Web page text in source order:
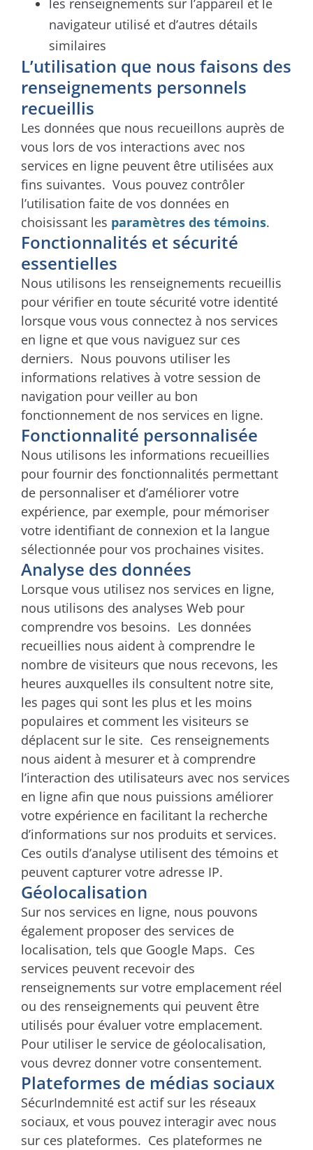
les renseignements sur l’appareil et le
navigateur utilisé et d’autres détails
similaires
L’utilisation que nous faisons des
renseignements personnels
recueillis
Les données que nous recueillons auprès de
vous lors de vos interactions avec nos
services en ligne peuvent être utilisées aux
fins suivantes. Vous pouvez contrôler
l’utilisation faite de vos données en
choisissant les paramètres des témoins.
Fonctionnalités et sécurité
essentielles
Nous utilisons les renseignements recueillis
pour vérifier en toute sécurité votre identité
lorsque vous vous connectez à nos services
en ligne et que vous naviguez sur ces
derniers. Nous pouvons utiliser les
informations relatives à votre session de
navigation pour veiller au bon
fonctionnement de nos services en ligne.
Fonctionnalité personnalisée
Nous utilisons les informations recueillies
pour fournir des fonctionnalités permettant
de personnaliser et d’améliorer votre
expérience, par exemple, pour mémoriser
votre identifiant de connexion et la langue
sélectionnée pour vos prochaines visites.
Analyse des données
Lorsque vous utilisez nos services en ligne,
nous utilisons des analyses Web pour
comprendre vos besoins. Les données
recueillies nous aident à comprendre le
nombre de visiteurs que nous recevons, les
heures auxquelles ils consultent notre site,
les pages qui sont les plus et les moins
populaires et comment les visiteurs se
déplacent sur le site. Ces renseignements
nous aident à mesurer et à comprendre
l’interaction des utilisateurs avec nos services
en ligne afin que nous puissions améliorer
votre expérience en facilitant la recherche
d’informations sur nos produits et services.
Ces outils d’analyse utilisent des témoins et
peuvent capturer votre adresse IP.
Géolocalisation
Sur nos services en ligne, nous pouvons
également proposer des services de
localisation, tels que Google Maps. Ces
services peuvent recevoir des
renseignements sur votre emplacement réel
ou des renseignements qui peuvent être
utilisés pour évaluer votre emplacement.
Pour utiliser le service de géolocalisation,
vous devrez donner votre consentement.
Plateformes de médias sociaux
SécurIndemnité est actif sur les réseaux
sociaux, et vous pouvez interagir avec nous
sur ces plateformes. Ces plateformes ne